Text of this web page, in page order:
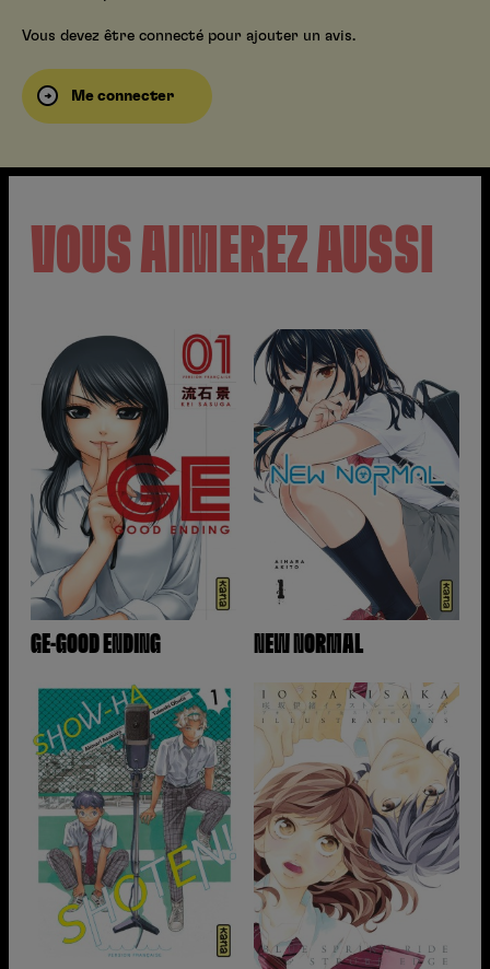
Vous devez être connecté pour ajouter un avis.
Me connecter
VOUS AIMEREZ AUSSI
GE-GOOD ENDING NEW NORMAL